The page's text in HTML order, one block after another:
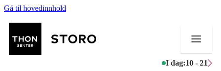
Gå til hovedinnhold
I dag:10 - 21